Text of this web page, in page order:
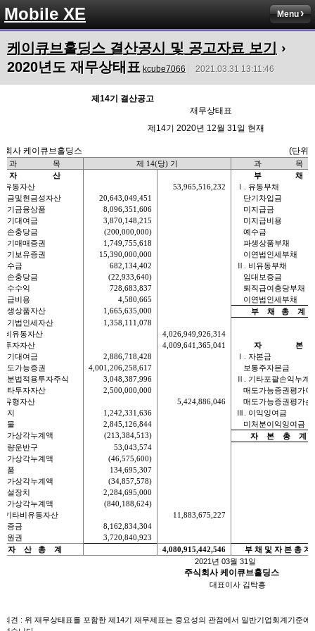
Mobile XE Menu
케이큐브홀딩스 결산공시 및 공고자료 보기
›
2020년도 재무상태표 kcube7066 2021.03.31 13:11:46
제 14기 결산공고
재무상태표
제 14기 2020년 12월 31일 현재
회사 케이큐브홀딩스 (단위
과 목 제 14(당) 기 과
목
자
산 부
채
유동자산 53,965,516,232 Ⅰ
유동부채
현금및현금성자산
20,643,049,451
단기차입금
단기금융상품
8,096,351,606
미지급금
단기대여금
3,870,148,215
미지급비용
대손충당금
(200,000,000)
예수금
단기매매증권
1,749,755,618
파생상품부채
만기보유증권
15,390,000,000
이연법인세부채
미수금
682,134,402
비유동부채
대손충당금
(22,933,640)
임대보증금
미수수익
728,683,837
퇴직급여충당부채
선급비용
4,580,665
이연법인세부채
파생상품자산
1,665,635,000 부 채 총
계
당기법인세자산
1,358,111,078
비유동자산
4,026,949,926,314
투자자산 4,009,641,365,041 자
본
장기대여금
2,886,718,428 Ⅰ
자본금
매도가능증권
4,001,206,258,617
보통주자본금
지분법적용투자주식
3,048,387,996
기타포괄손익누계
기타투자자산
2,500,000,000
매도가능증권평가이
유형자산 5,424,886,046
매도가능증권평가손
토지
1,242,331,636 Ⅲ
이익잉여금
건물
2,845,126,844
미처분이익잉여금
감가상각누계액
(213,384,513) 자 본 총
계
차량운반구
53,043,574
감가상각누계액
(46,575,600)
비품
134,695,307
감가상각누계액
(34,857,578)
시설장치
2,284,695,000
감가상각누계액
(840,188,624)
기타비유동자산
11,883,675,227
보증금
8,162,834,304
회원권
3,720,840,923
자
산 총 계 4,080,915,442,546 부 채 및 자 본 총 계
2021 년 03월 31 일
주식회사 케이큐브홀딩스
대표이사 김탁흥
의견 : 위 재무상태표를 포함한 제14기 재무제표는 중요성의 관점에서 일반기업회계기준에